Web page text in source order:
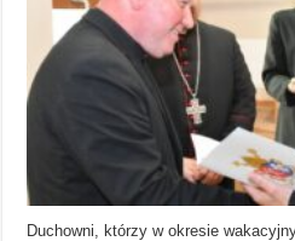
Duchowni, którzy w okresie